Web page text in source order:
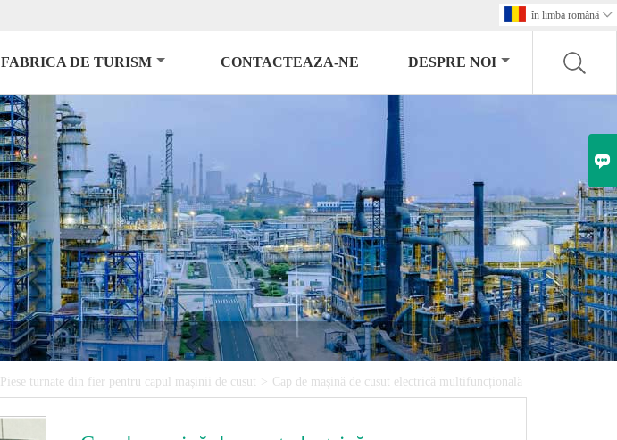
în limba română 
FABRICA DE TURISM CONTACTEAZA-NE DESPRE NOI
Piese turnate din fier pentru capul mașinii de cusut > Cap de mașină de cusut electrică multifuncțională
